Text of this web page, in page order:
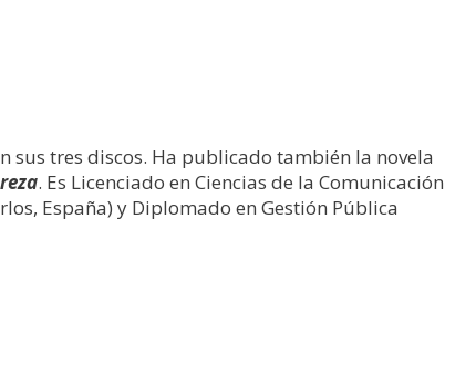
sus tres discos. Ha publicado también la novela
. Es Licenciado en Ciencias de la Comunicación
España) y Diplomado en Gestión Pública